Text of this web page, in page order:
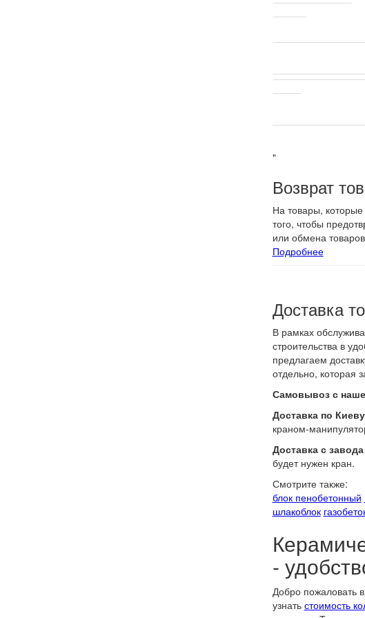
Транспортировка
Другие характеристики
"
Возврат
На товары,
того, чтобы
или обмена
Подробнее
Доставка
В рамках
строительства в
предлагаем
отдельно, которая
Самовывоз с
Доставка по
краном-
Доставка с
будет нужен кран.
Смотрите также:
блок пенобетонный
шлакоблок
-
Добро пожаловать
узнать стоимость